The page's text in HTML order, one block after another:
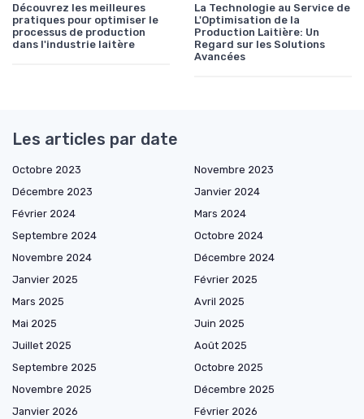
Découvrez les meilleures
pratiques pour optimiser le
processus de production
dans l'industrie laitère
La Technologie au Service de
L'Optimisation de la
Production Laitière: Un
Regard sur les Solutions
Avancées
Les articles par date
Octobre 2023
Novembre 2023
Décembre 2023
Janvier 2024
Février 2024
Mars 2024
Septembre 2024
Octobre 2024
Novembre 2024
Décembre 2024
Janvier 2025
Février 2025
Mars 2025
Avril 2025
Mai 2025
Juin 2025
Juillet 2025
Août 2025
Septembre 2025
Octobre 2025
Novembre 2025
Décembre 2025
Janvier 2026
Février 2026